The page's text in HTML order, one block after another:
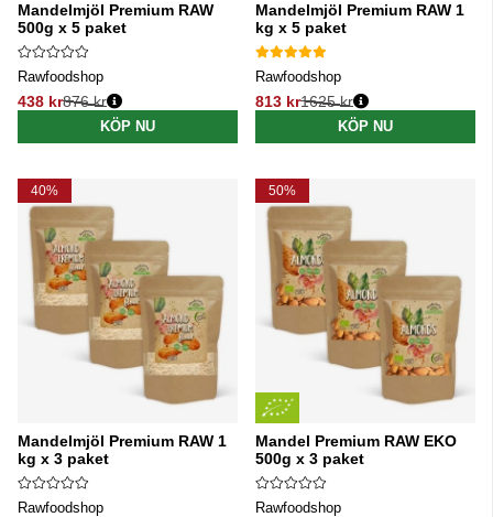
Mandelmjöl Premium RAW
500g x 5 paket
Rawfoodshop
438 kr
Ordinarie pris:
876 kr
KÖP NU
Mandelmjöl Premium RAW 1
kg x 5 paket
Rawfoodshop
813 kr
Ordinarie pris:
1625 kr
KÖP NU
40%
Mandelmjöl Premium RAW 1
kg x 3 paket
Rawfoodshop
50%
Mandel Premium RAW EKO
500g x 3 paket
Rawfoodshop